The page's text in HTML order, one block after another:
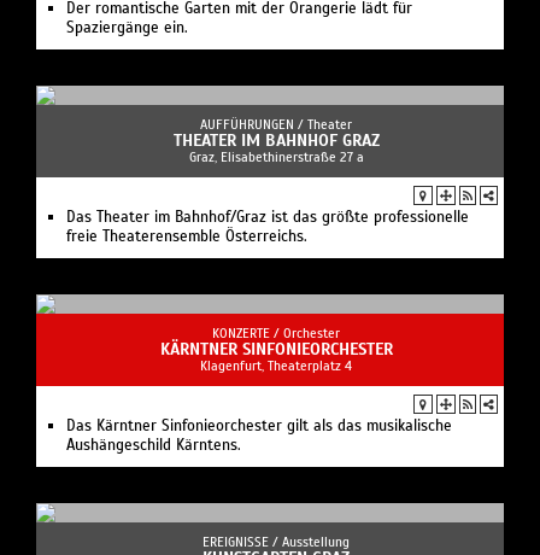
KÄRNTNER SINFONIEORCHESTER
Klagenfurt, Theaterplatz 4
Das Kärntner Sinfonieorchester gilt als das musikalische
Aushängeschild Kärntens.
KUNSTGARTEN GRAZ
Graz, Payer-Weyprecht-Str. 27
Open Air Museum und Kulturinitiative
Ausstellungen und Veranstaltungen
LANDESZEUGHAUS GRAZ
Graz, Herrengasse 16